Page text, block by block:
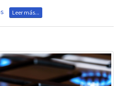
Leer más...